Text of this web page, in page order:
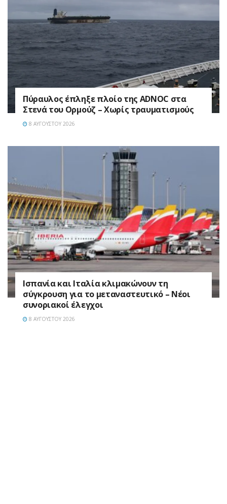
Πύραυλος έπληξε πλοίο της ADNOC στα
Στενά του Ορμούζ – Χωρίς τραυματισμούς
8 ΑΥΓΟΎΣΤΟΥ 2026
Ισπανία και Ιταλία κλιμακώνουν τη
σύγκρουση για το μεταναστευτικό – Νέοι
συνοριακοί έλεγχοι
8 ΑΥΓΟΎΣΤΟΥ 2026